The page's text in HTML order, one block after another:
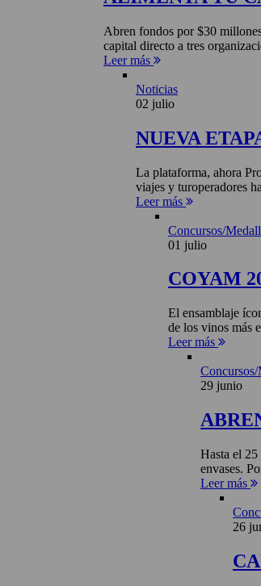
Abren fondos por $30
capital directo a tres
Leer más
Noticias
02 julio
NUEVA
La plataforma, ahora
viajes y turoperadores
Leer más
Concursos/
01 julio
COYAM
El ensamblaje
de los vinos más
Leer más
29 junio
Hasta el
envases.
Leer más
26